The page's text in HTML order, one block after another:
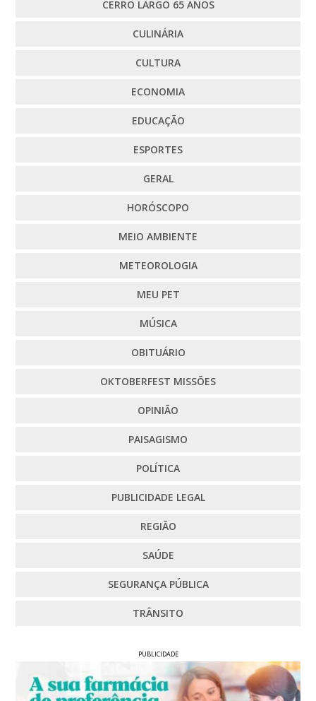
CERRO LARGO 65 ANOS
CULINÁRIA
CULTURA
ECONOMIA
EDUCAÇÃO
ESPORTES
GERAL
HORÓSCOPO
MEIO AMBIENTE
METEOROLOGIA
MEU PET
MÚSICA
OBITUÁRIO
OKTOBERFEST MISSÕES
OPINIÃO
PAISAGISMO
POLÍTICA
PUBLICIDADE LEGAL
REGIÃO
SAÚDE
SEGURANÇA PÚBLICA
TRÂNSITO
PUBLICIDADE